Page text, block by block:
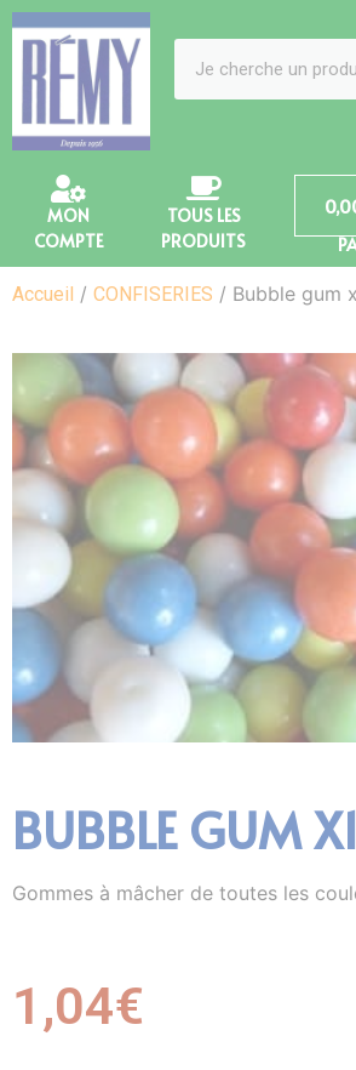
MON
COMPTE
TOUS LES
PRODUITS
Accueil / CONFISERIES / Bubble gum
BUBBLE GUM
Gommes à mâcher de toutes les
1,04€